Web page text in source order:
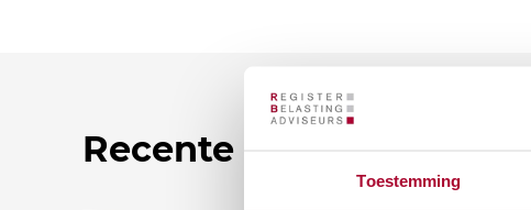
Toestemming
Recente